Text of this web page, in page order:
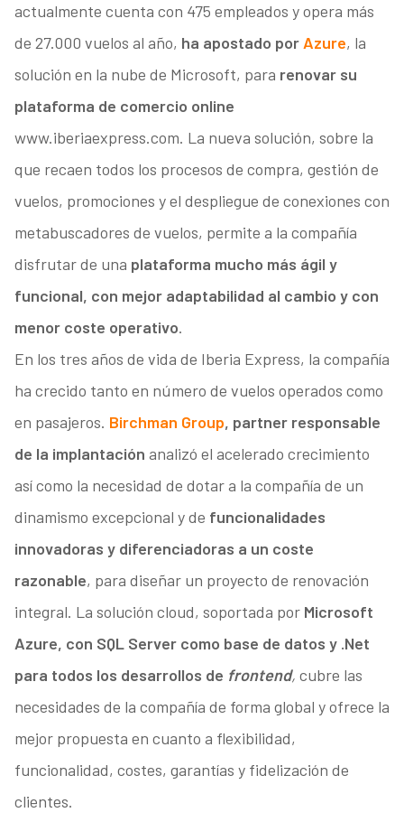
actualmente cuenta con 475 empleados y opera más
de 27.000 vuelos al año, ha apostado porAzure, la
solución en la nube de Microsoft, para renovar su
plataforma de comercio online
www.iberiaexpress.com. La nueva solución, sobre la
que recaen todos los procesos de compra, gestión de
vuelos, promociones y el despliegue de conexiones con
metabuscadores de vuelos, permite a la compañía
disfrutar de una plataforma mucho más ágil y
funcional, con mejor adaptabilidad al cambio y con
menor coste operativo.
En los tres años de vida de Iberia Express, la compañía
ha crecido tanto en número de vuelos operados como
en pasajeros. Birchman Group, partner responsable
de la implantación analizó el acelerado crecimiento
así como la necesidad de dotar a la compañía de un
dinamismo excepcional y de funcionalidades
innovadoras y diferenciadoras a un coste
razonable, para diseñar un proyecto de renovación
integral. La solución cloud, soportada por Microsoft
Azure, con SQL Server como base de datos y .Net
para todos los desarrollos de frontend, cubre las
necesidades de la compañía de forma global y ofrece la
mejor propuesta en cuanto a flexibilidad,
funcionalidad, costes, garantías y fidelización de
clientes.